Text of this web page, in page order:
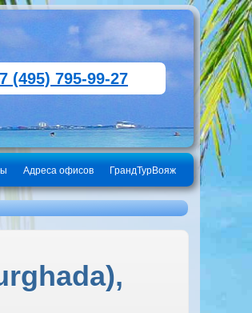
(495) 795-99-27
ГрандТурВояж
Адреса офисов